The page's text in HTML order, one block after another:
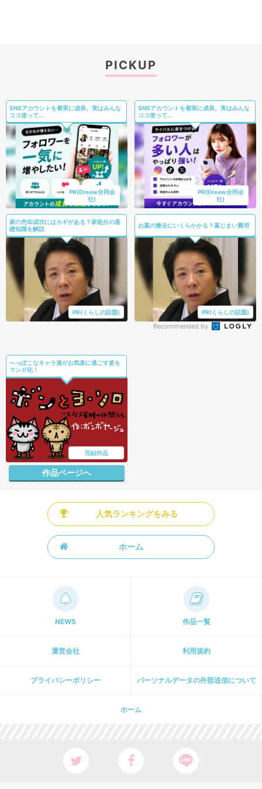
PICKUP
SNSアカウントを着実に成長。実はみんな
ココ使って...
PR(Dreaw合同会
社)
SNSアカウントを着実に成長。実はみんな
ココ使って...
PR(Dreaw合同会
社)
家の売却成功にはカギがある？家処分の基
礎知識を解説
PR(くらしの話題)
お墓の撤去にいくらかかる？墓じまい費用
PR(くらしの話題)
Recommended by
へっぽこなキャラ達がお気楽に過ごす姿を
マンガ化！
完結作品
作品ページへ
人気ランキングをみる
ホーム
NEWS 作品一覧
運営会社 利用規約
プライパシーポリシー パーソナルデータの外部送信について
ホーム